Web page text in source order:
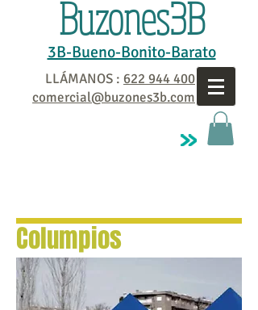
Buzones3B
3B-Bueno-Bonito-Barato
LLÁMANOS : 622 944 400
comercial@buzones3b.com
Columpios